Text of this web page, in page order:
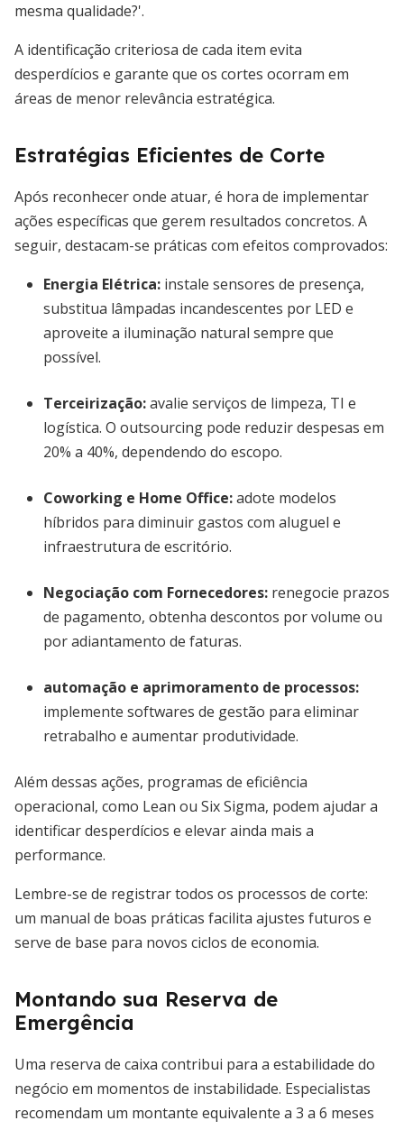
mesma qualidade?'.
A identificação criteriosa de cada item evita
desperdícios e garante que os cortes ocorram em
áreas de menor relevância estratégica.
Estratégias Eficientes de Corte
Após reconhecer onde atuar, é hora de implementar
ações específicas que gerem resultados concretos. A
seguir, destacam-se práticas com efeitos comprovados:
Energia Elétrica: instale sensores de presença,
substitua lâmpadas incandescentes por LED e
aproveite a iluminação natural sempre que
possível.
Terceirização:avalie serviços de limpeza, TI e
logística. O outsourcing pode reduzir despesas em
20% a 40%, dependendo do escopo.
Coworking e Home Office:adote modelos
híbridos para diminuir gastos com aluguel e
infraestrutura de escritório.
Negociação com Fornecedores: renegocie prazos
de pagamento, obtenha descontos por volume ou
por adiantamento de faturas.
automação e aprimoramento de processos:
implemente softwares de gestão para eliminar
retrabalho e aumentar produtividade.
Além dessas ações, programas de eficiência
operacional, como Lean ou Six Sigma, podem ajudar a
identificar desperdícios e elevar ainda mais a
performance.
Lembre-se de registrar todos os processos de corte:
um manual de boas práticas facilita ajustes futuros e
serve de base para novos ciclos de economia.
Montando sua Reserva de
Emergência
Uma reserva de caixa contribui para a estabilidade do
negócio em momentos de instabilidade. Especialistas
recomendam um montante equivalente a 3 a 6 meses